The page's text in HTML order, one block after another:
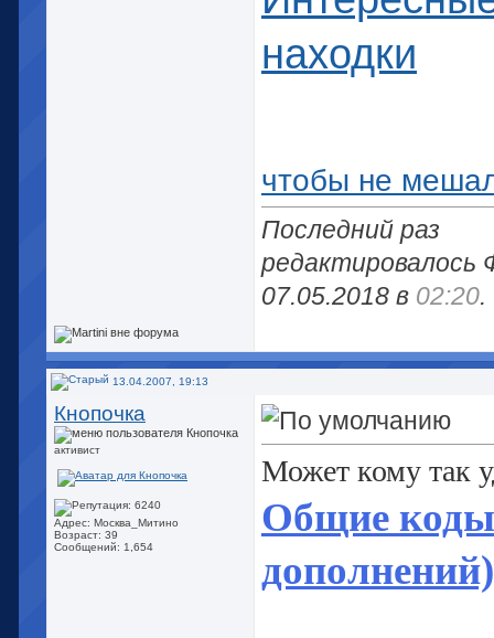
находки
чтобы не
Последний раз
редактировалось
07.05.2018 в 02:20.
13.04.2007, 19:13
Кнопочка
активист
Адрес: Москва_Митино
Возраст: 39
Сообщений: 1,654
Может кому так
Общие
дополнений)